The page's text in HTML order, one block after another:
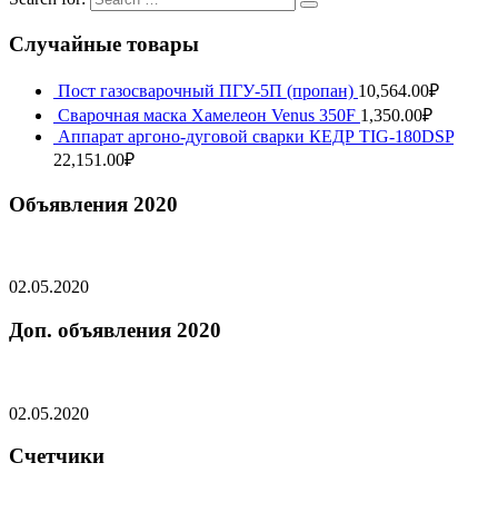
Случайные товары
Пост газосварочный ПГУ-5П (пропан) 10,564.00₽
Сварочная маска Хамелеон Venus 350F 1,350.00₽
Аппарат аргоно-дуговой сварки КЕДР TIG-180DSP
22,151.00₽
Объявления 2020
02.05.2020
Доп. объявления 2020
02.05.2020
Счетчики